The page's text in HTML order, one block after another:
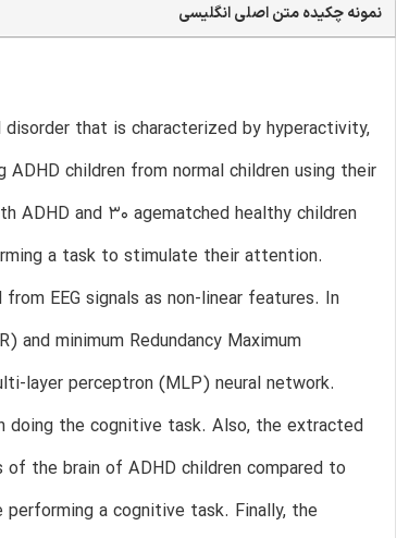
نمونه چکیده متن اصلی انگلیسی
that is characterized by hyperactivity,
children from normal children using their
ADHD and 30 agematched healthy children
a task to stimulate their attention.
EEG signals as non-linear features. In
minimum Redundancy Maximum
layer perceptron (MLP) neural network.
doing the cognitive task. Also, the extracted
the brain of ADHD children compared to
a cognitive task. Finally, the